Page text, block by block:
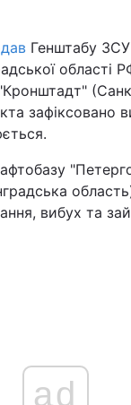
Генштабу
області
зафіксовано
вибух та
ad